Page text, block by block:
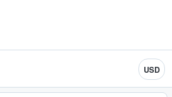
USD